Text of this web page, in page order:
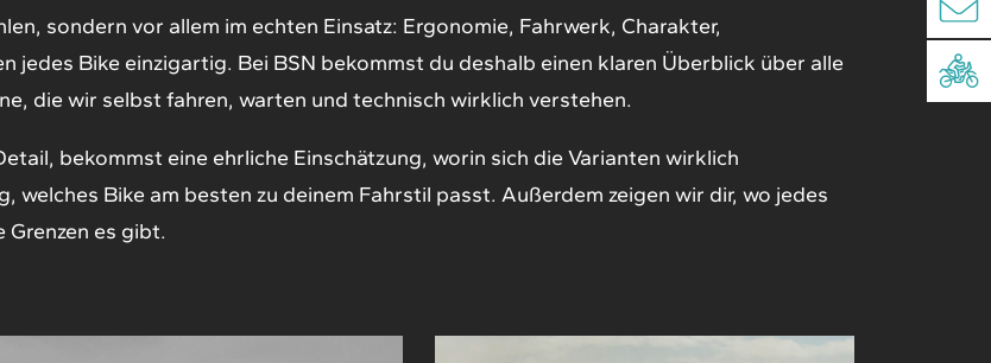
sondern vor allem im echten Einsatz: Ergonomie, Fahrwerk, Charakter,
Bike einzigartig. Bei BSN bekommst du deshalb einen klaren Überblick über alle
die wir selbst fahren, warten und technisch wirklich verstehen.
bekommst eine ehrliche Einschätzung, worin sich die Varianten wirklich
Bike am besten zu deinem Fahrstil passt. Außerdem zeigen wir dir, wo jedes
es gibt.